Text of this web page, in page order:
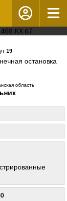
19
остановка
область